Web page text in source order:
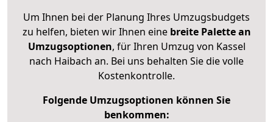
Um Ihnen bei der Planung Ihres Umzugsbudgets
zu helfen, bieten wir Ihnen eine breite Palette an
Umzugsoptionen, für Ihren Umzug von Kassel
nach Haibach an. Bei uns behalten Sie die volle
Kostenkontrolle.
Folgende Umzugsoptionen können Sie
benkommen: